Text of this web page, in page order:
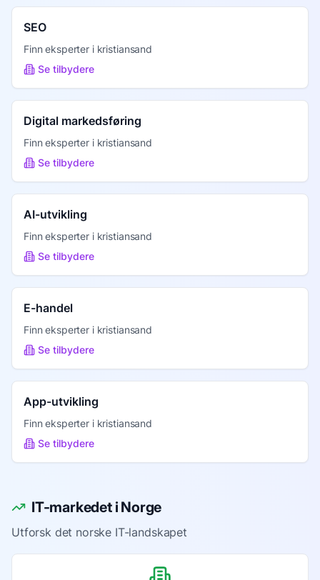
SEO
Finn eksperter i kristiansand
Se tilbydere
Digital markedsføring
Finn eksperter i kristiansand
Se tilbydere
AI-utvikling
Finn eksperter i kristiansand
Se tilbydere
E-handel
Finn eksperter i kristiansand
Se tilbydere
App-utvikling
Finn eksperter i kristiansand
Se tilbydere
IT-markedet i Norge
Utforsk det norske IT-landskapet